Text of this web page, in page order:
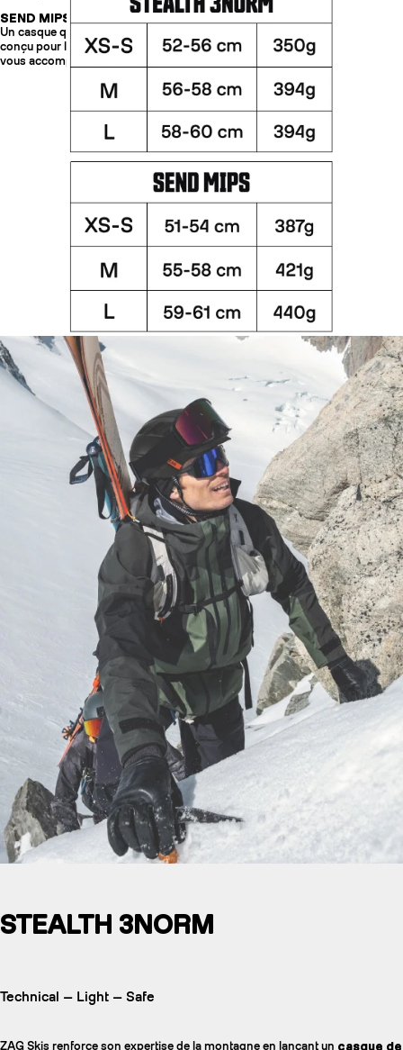
SEND MIPS
Un casque qui met l’accent sur le confort et la protection,
conçu pour les descentes freeride les plus engagées. Il
vous accompagne plus loin, hors des sentiers battus.
STEALTH 3NORM
Technical — Light — Safe
ZAG Skis renforce son expertise de la montagne en lançant un casque de